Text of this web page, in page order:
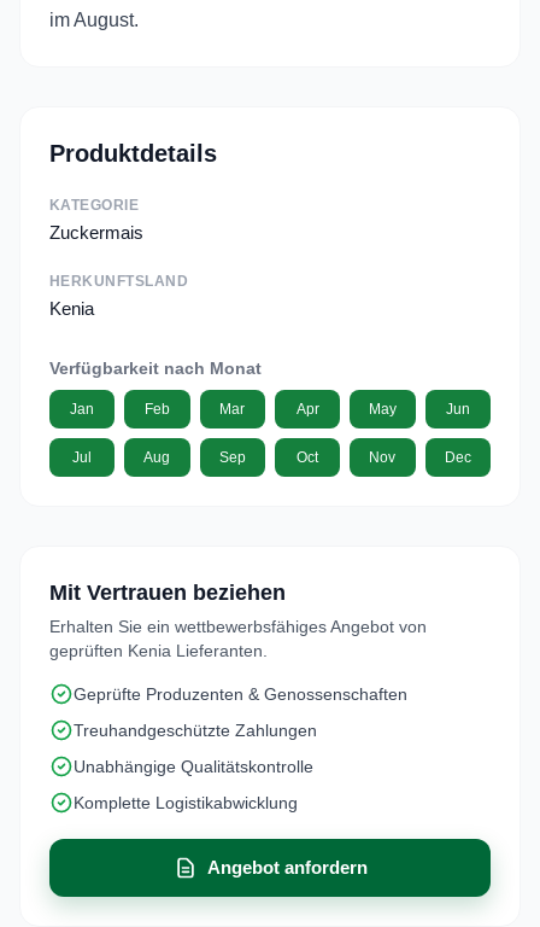
im August.
Produktdetails
KATEGORIE
Zuckermais
HERKUNFTSLAND
Kenia
Verfügbarkeit nach Monat
Jan Feb Mar Apr May Jun
Jul Aug Sep Oct Nov Dec
Mit Vertrauen beziehen
Erhalten Sie ein wettbewerbsfähiges Angebot von
geprüften Kenia Lieferanten.
Geprüfte Produzenten & Genossenschaften
Treuhandgeschützte Zahlungen
Unabhängige Qualitätskontrolle
Komplette Logistikabwicklung
Angebot anfordern